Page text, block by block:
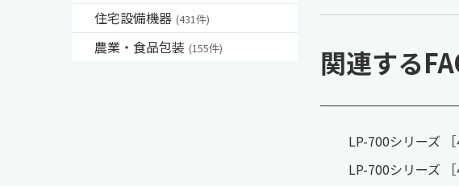
住宅設備機器 (431件)
農業・食品包装 (155件) 関連する
LP-700シリーズ
LP-700シリーズ